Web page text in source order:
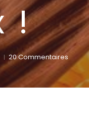
!
20 Commentaires